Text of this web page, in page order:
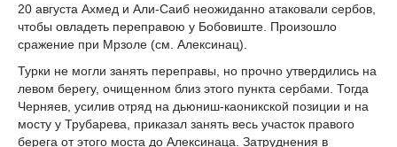
20 августа Ахмед и Али-Саиб неожиданно атаковали сербов,
чтобы овладеть переправою у Бобовиште. Произошло
сражение при Мрзоле (см. Алексинац).
Турки не могли занять переправы, но прочно утвердились на
левом берегу, очищенном близ этого пункта сербами. Тогда
Черняев, усилив отряд на дьюниш-каоникской позиции и на
мосту у Трубарева, приказал занять весь участок правого
берега от этого моста до Алексинаца. Затруднения в